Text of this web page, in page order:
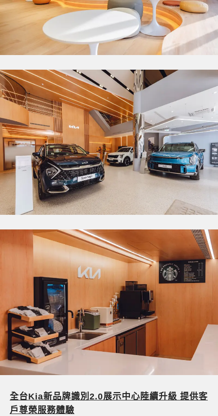
全台Kia新品牌識別 2.0展示中心陸續升級 提供客
戶尊榮服務體驗